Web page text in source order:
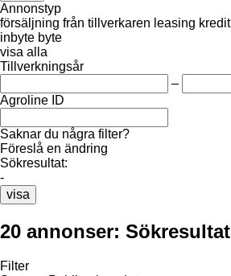
Annonstyp
försäljning från tillverkaren leasing kredit
inbyte byte
visa alla
Tillverkningsår
–
Agroline ID
Saknar du några filter?
Föreslå en ändring
Sökresultat:
-
visa
20 annonser: Sökresultat
Filter